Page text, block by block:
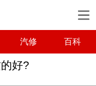
汽修 百科
好?